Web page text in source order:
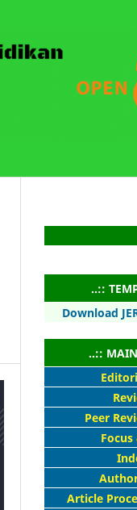
..::
Download
..::
Peer
Focus
Article